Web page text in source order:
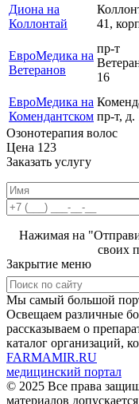
Диона на
Коллонтай
41,
ЕвроМедика на
Ветеранов
пр-т
16
ЕвроМедика на
Комендантском пр-т, д.
Озонотерапия волос
Цена 123
Заказать услугу
Нажимая на
своих
Закрытие меню
Мы самый большой
Освещаем различные
рассказываем о
каталог организаций,
FARMAMIR.RU
медицинский портал
© 2025 Все права
материалов